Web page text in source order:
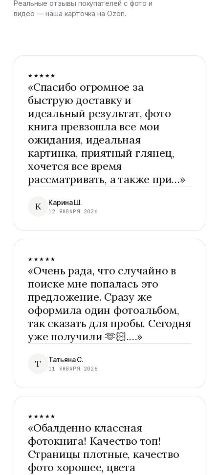
Реальные отзывы покупателей с фото и
видео — наша карточка на Ozon.
★★★★★
«Спасибо огромное за
быструю доставку и
идеальный результат, фото
книга превзошла все мои
ожидания, идеальная
картинка, приятный глянец,
хочется все время
рассматривать, а также при…»
К Карина Ш.
12 ЯНВАРЯ 2026
★★★★★
«Очень рада, что случайно в
поиске мне попалась это
предложение. Сразу же
оформила один фотоальбом,
так сказать для пробы. Сегодня
уже получили 🫶🏻.…»
Т Татьяна С.
11 ЯНВАРЯ 2026
★★★★★
«Обалденно классная
фотокнига! Качество топ!
Страницы плотные, качество
фото хорошее, цвета